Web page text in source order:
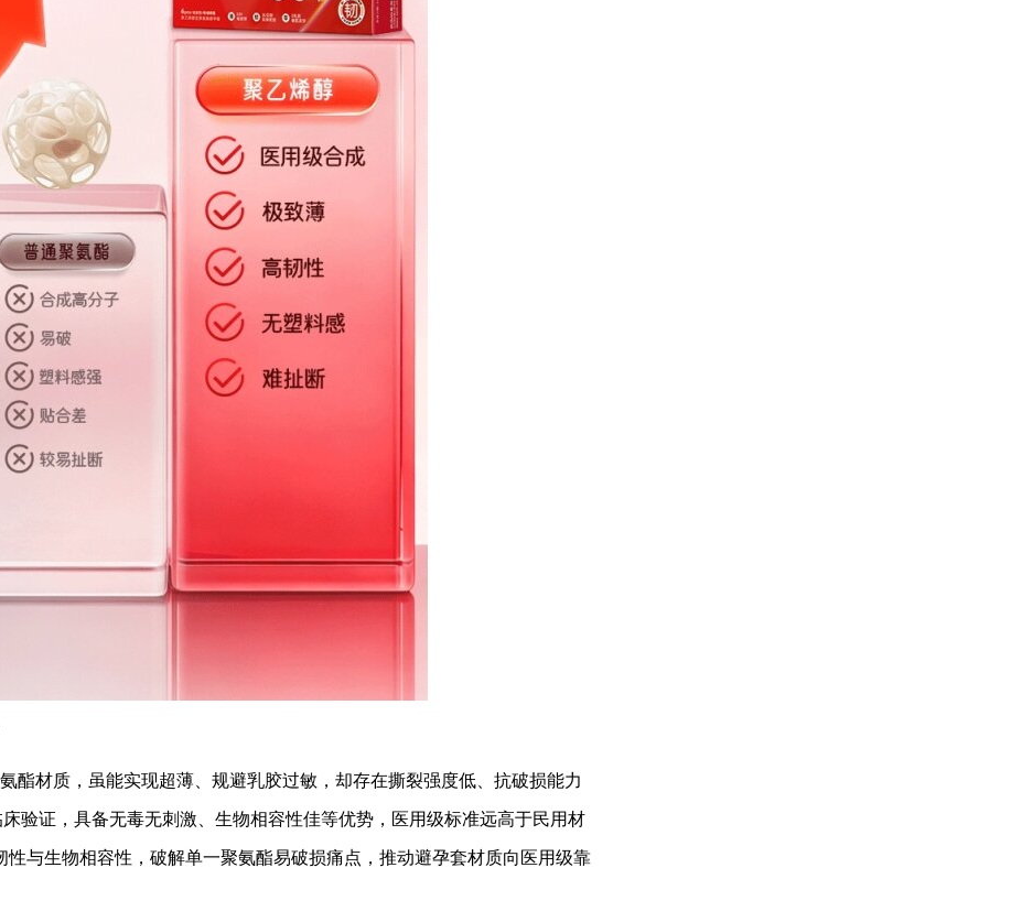
酯材质，虽能实现超薄、规避乳胶过敏，却存在撕裂强度低、抗破损能力
验证，具备无毒无刺激、生物相容性佳等优势，医用级标准远高于民用材
与生物相容性，破解单一聚氨酯易破损痛点，推动避孕套材质向医用级靠